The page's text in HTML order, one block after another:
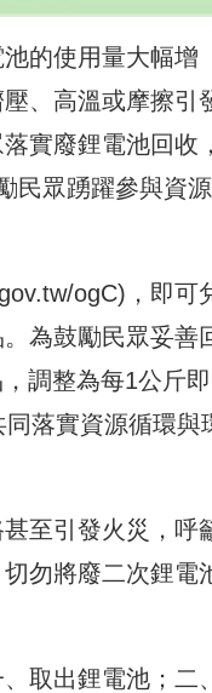
的使用量大幅增
、高溫或摩擦引
實廢鋰電池回收，
民眾踴躍參與資源
ogC)，即可
為鼓勵民眾妥善
調整為每1公斤即
落實資源循環與
至引發火災，呼
勿將廢二次鋰電
取出鋰電池；二、